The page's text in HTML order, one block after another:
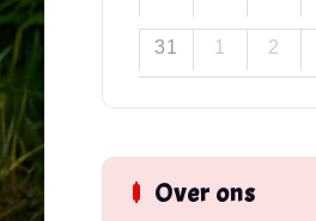
31 1 2
Over ons